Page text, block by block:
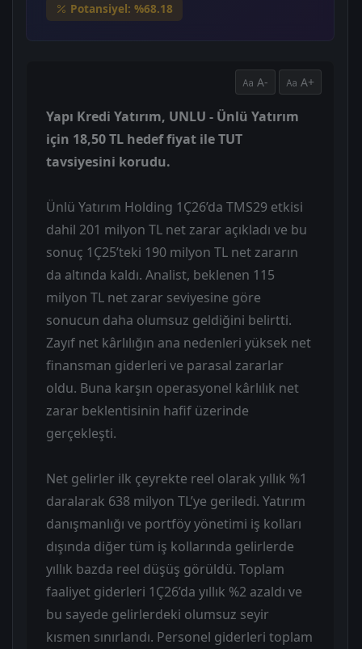
Potansiyel: %68.18
A- A+
Yapı Kredi Yatırım, UNLU - Ünlü Yatırım
için 18,50 TL hedef fiyat ile TUT
tavsiyesini korudu.
Ünlü Yatırım Holding 1Ç26’da TMS29 etkisi
dahil 201 milyon TL net zarar açıkladı ve bu
sonuç 1Ç25’teki 190 milyon TL net zararın
da altında kaldı. Analist, beklenen 115
milyon TL net zarar seviyesine göre
sonucun daha olumsuz geldiğini belirtti.
Zayıf net kârlılığın ana nedenleri yüksek net
finansman giderleri ve parasal zararlar
oldu. Buna karşın operasyonel kârlılık net
zarar beklentisinin hafif üzerinde
gerçekleşti.
Net gelirler ilk çeyrekte reel olarak yıllık %1
daralarak 638 milyon TL’ye geriledi. Yatırım
danışmanlığı ve portföy yönetimi iş kolları
dışında diğer tüm iş kollarında gelirlerde
yıllık bazda reel düşüş görüldü. Toplam
faaliyet giderleri 1Ç26’da yıllık %2 azaldı ve
bu sayede gelirlerdeki olumsuz seyir
kısmen sınırlandı. Personel giderleri toplam